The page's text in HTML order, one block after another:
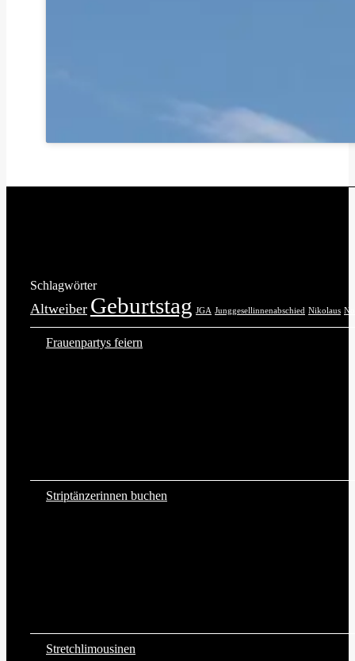
Schlagwörter
Altweiber Geburtstag JGA Junggesellinnenabschied Nikolaus
Frauenpartys feiern
Striptänzerinnen buchen
Stretchlimousinen